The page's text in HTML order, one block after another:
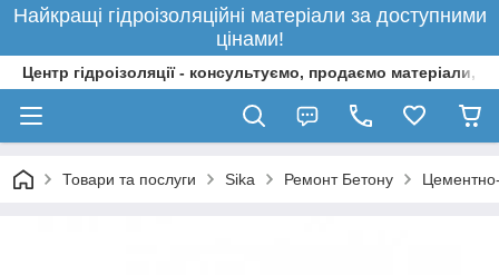
Найкращі гідроізоляційні матеріали за доступними
цінами!
Центр гідроізоляції - консультуємо, продаємо матеріали,
Товари та послуги Sika Ремонт Бетону